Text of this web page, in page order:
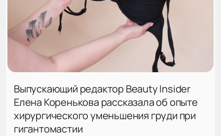
Выпускающий редактор Beauty Insider
Елена Коренькова рассказала об опыте
хирургического уменьшения груди при
гигантомастии